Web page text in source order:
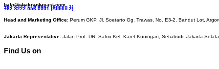
halo@shakrankreasi.com
+62 8222 719 6662 (Admin 1)
+62 8222 056 0001 (Admin 2)
Head and Marketing Office: Perum GKP, Jl. Soetarto Gg. Trawas, No. E3-2, Bandut Lot,
Jakarta Representative: Jalan Prof. DR. Satrio Kel. Karet Kuningan, Setiabudi, Jakarta
Find Us on